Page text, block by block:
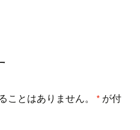
ことはありません。 * が付